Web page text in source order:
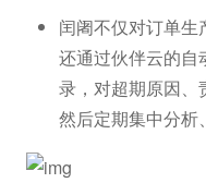
闰阇不仅对订单生
还通过伙伴云的自
录，对超期原因、
然后定期集中分析